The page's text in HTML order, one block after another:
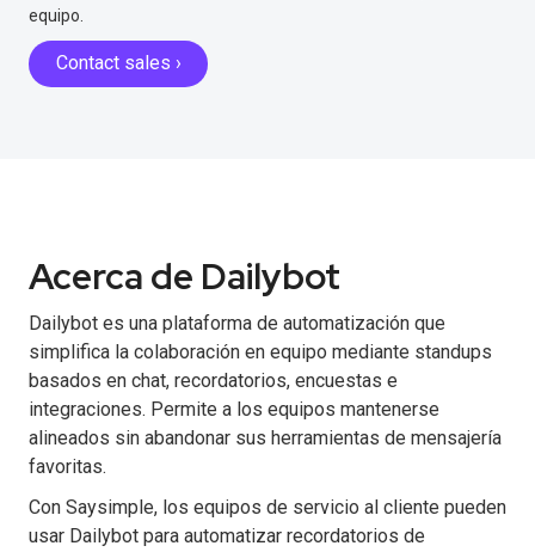
equipo.
Contact sales ›
Acerca de Dailybot
Dailybot es una plataforma de automatización que
simplifica la colaboración en equipo mediante standups
basados en chat, recordatorios, encuestas e
integraciones. Permite a los equipos mantenerse
alineados sin abandonar sus herramientas de mensajería
favoritas.
Con Saysimple, los equipos de servicio al cliente pueden
usar Dailybot para automatizar recordatorios de